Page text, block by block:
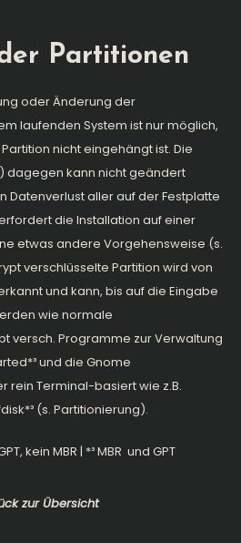
Partitionen
oder Änderung der
laufenden System ist nur möglich,
nicht eingehängt ist. Die
dagegen kann nicht geändert
Datenverlust aller auf der Festplatte
die Installation auf einer
etwas andere Vorgehensweise (s.
verschlüsselte Partition wird von
und kann, bis auf die Eingabe
wie normale
versch. Programme zur Verwaltung
*³ und die Gnome
rein Terminal-basiert wie z.B.
*³ (s. Partitionierung).
, kein MBR | *³MBR und GPT
zur Übersicht